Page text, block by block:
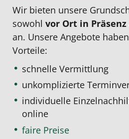
Wir bieten unsere
sowohl vor Ort in Präsenz
an. Unsere Angebote
Vorteile:
schnelle Vermittlung
unkomplizierte
individuelle
online
faire Preise